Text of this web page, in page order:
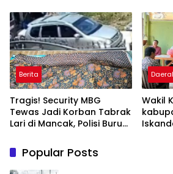
Penambang
Berita
Tragis! Security MBG
Tewas Jadi Korban Tabrak
Lari di Mancak, Polisi Buru
Kijang Innova
Wakil
Popular Posts